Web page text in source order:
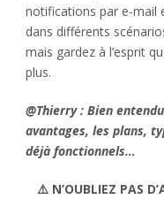
notifications par e-mail
dans différents
mais gardez à l’esprit
plus.
@Thierry : Bien
avantages, les plans,
déjà fonctionnels…
⚠️ N’OUBLIEZ PAS